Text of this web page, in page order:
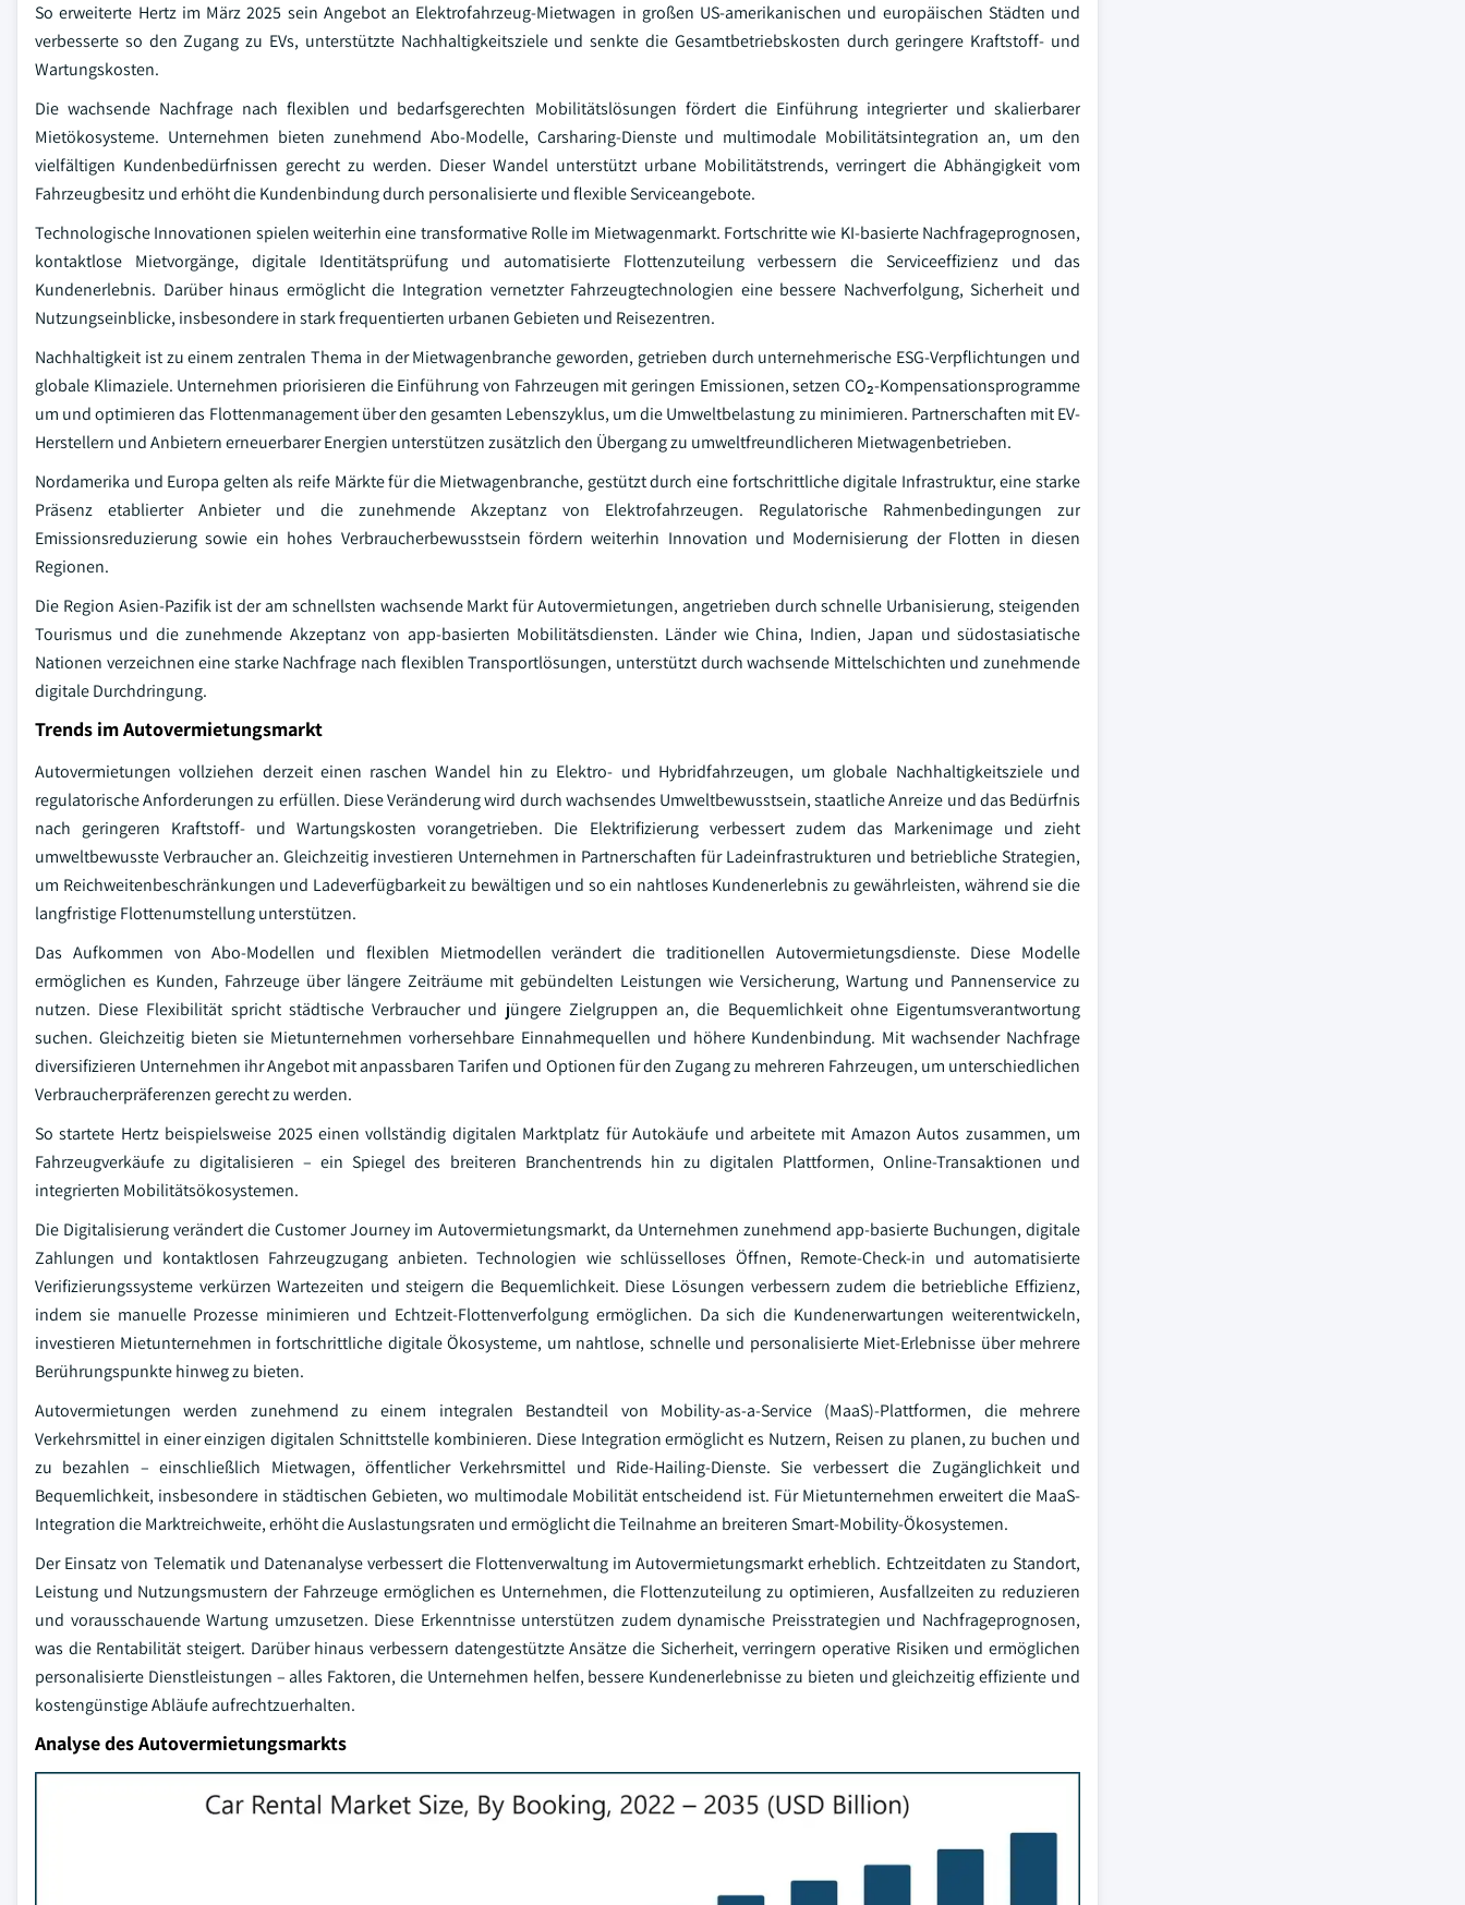
So erweiterte Hertz im März 2025 sein Angebot an Elektrofahrzeug-Mietwagen in großen US-amerikanischen und europäischen Städten und
verbesserte so den Zugang zu EVs, unterstützte Nachhaltigkeitsziele und senkte die Gesamtbetriebskosten durch geringere Kraftstoff- und
Wartungskosten.
Die wachsende Nachfrage nach flexiblen und bedarfsgerechten Mobilitätslösungen fördert die Einführung integrierter und skalierbarer
Mietökosysteme. Unternehmen bieten zunehmend Abo-Modelle, Carsharing-Dienste und multimodale Mobilitätsintegration an, um den
vielfältigen Kundenbedürfnissen gerecht zu werden. Dieser Wandel unterstützt urbane Mobilitätstrends, verringert die Abhängigkeit vom
Fahrzeugbesitz und erhöht die Kundenbindung durch personalisierte und flexible Serviceangebote.
Technologische Innovationen spielen weiterhin eine transformative Rolle im Mietwagenmarkt. Fortschritte wie KI-basierte Nachfrageprognosen,
kontaktlose Mietvorgänge, digitale Identitätsprüfung und automatisierte Flottenzuteilung verbessern die Serviceeffizienz und das
Kundenerlebnis. Darüber hinaus ermöglicht die Integration vernetzter Fahrzeugtechnologien eine bessere Nachverfolgung, Sicherheit und
Nutzungseinblicke, insbesondere in stark frequentierten urbanen Gebieten und Reisezentren.
Nachhaltigkeit ist zu einem zentralen Thema in der Mietwagenbranche geworden, getrieben durch unternehmerische ESG-Verpflichtungen und
globale Klimaziele. Unternehmen priorisieren die Einführung von Fahrzeugen mit geringen Emissionen, setzen CO₂-Kompensationsprogramme
um und optimieren das Flottenmanagement über den gesamten Lebenszyklus, um die Umweltbelastung zu minimieren. Partnerschaften mit EV-
Herstellern und Anbietern erneuerbarer Energien unterstützen zusätzlich den Übergang zu umweltfreundlicheren Mietwagenbetrieben.
Nordamerika und Europa gelten als reife Märkte für die Mietwagenbranche, gestützt durch eine fortschrittliche digitale Infrastruktur, eine starke
Präsenz etablierter Anbieter und die zunehmende Akzeptanz von Elektrofahrzeugen. Regulatorische Rahmenbedingungen zur
Emissionsreduzierung sowie ein hohes Verbraucherbewusstsein fördern weiterhin Innovation und Modernisierung der Flotten in diesen
Regionen.
Die Region Asien-Pazifik ist der am schnellsten wachsende Markt für Autovermietungen, angetrieben durch schnelle Urbanisierung, steigenden
Tourismus und die zunehmende Akzeptanz von app-basierten Mobilitätsdiensten. Länder wie China, Indien, Japan und südostasiatische
Nationen verzeichnen eine starke Nachfrage nach flexiblen Transportlösungen, unterstützt durch wachsende Mittelschichten und zunehmende
digitale Durchdringung.
Trends im Autovermietungsmarkt
Autovermietungen vollziehen derzeit einen raschen Wandel hin zu Elektro- und Hybridfahrzeugen, um globale Nachhaltigkeitsziele und
regulatorische Anforderungen zu erfüllen. Diese Veränderung wird durch wachsendes Umweltbewusstsein, staatliche Anreize und das Bedürfnis
nach geringeren Kraftstoff- und Wartungskosten vorangetrieben. Die Elektrifizierung verbessert zudem das Markenimage und zieht
umweltbewusste Verbraucher an. Gleichzeitig investieren Unternehmen in Partnerschaften für Ladeinfrastrukturen und betriebliche Strategien,
um Reichweitenbeschränkungen und Ladeverfügbarkeit zu bewältigen und so ein nahtloses Kundenerlebnis zu gewährleisten, während sie die
langfristige Flottenumstellung unterstützen.
Das Aufkommen von Abo-Modellen und flexiblen Mietmodellen verändert die traditionellen Autovermietungsdienste. Diese Modelle
ermöglichen es Kunden, Fahrzeuge über längere Zeiträume mit gebündelten Leistungen wie Versicherung, Wartung und Pannenservice zu
nutzen. Diese Flexibilität spricht städtische Verbraucher und jüngere Zielgruppen an, die Bequemlichkeit ohne Eigentumsverantwortung
suchen. Gleichzeitig bieten sie Mietunternehmen vorhersehbare Einnahmequellen und höhere Kundenbindung. Mit wachsender Nachfrage
diversifizieren Unternehmen ihr Angebot mit anpassbaren Tarifen und Optionen für den Zugang zu mehreren Fahrzeugen, um unterschiedlichen
Verbraucherpräferenzen gerecht zu werden.
So startete Hertz beispielsweise 2025 einen vollständig digitalen Marktplatz für Autokäufe und arbeitete mit Amazon Autos zusammen, um
Fahrzeugverkäufe zu digitalisieren – ein Spiegel des breiteren Branchentrends hin zu digitalen Plattformen, Online-Transaktionen und
integrierten Mobilitätsökosystemen.
Die Digitalisierung verändert die Customer Journey im Autovermietungsmarkt, da Unternehmen zunehmend app-basierte Buchungen, digitale
Zahlungen und kontaktlosen Fahrzeugzugang anbieten. Technologien wie schlüsselloses Öffnen, Remote-Check-in und automatisierte
Verifizierungssysteme verkürzen Wartezeiten und steigern die Bequemlichkeit. Diese Lösungen verbessern zudem die betriebliche Effizienz,
indem sie manuelle Prozesse minimieren und Echtzeit-Flottenverfolgung ermöglichen. Da sich die Kundenerwartungen weiterentwickeln,
investieren Mietunternehmen in fortschrittliche digitale Ökosysteme, um nahtlose, schnelle und personalisierte Miet-Erlebnisse über mehrere
Berührungspunkte hinweg zu bieten.
Autovermietungen werden zunehmend zu einem integralen Bestandteil von Mobility-as-a-Service (MaaS)-Plattformen, die mehrere
Verkehrsmittel in einer einzigen digitalen Schnittstelle kombinieren. Diese Integration ermöglicht es Nutzern, Reisen zu planen, zu buchen und
zu bezahlen – einschließlich Mietwagen, öffentlicher Verkehrsmittel und Ride-Hailing-Dienste. Sie verbessert die Zugänglichkeit und
Bequemlichkeit, insbesondere in städtischen Gebieten, wo multimodale Mobilität entscheidend ist. Für Mietunternehmen erweitert die MaaS-
Integration die Marktreichweite, erhöht die Auslastungsraten und ermöglicht die Teilnahme an breiteren Smart-Mobility-Ökosystemen.
Der Einsatz von Telematik und Datenanalyse verbessert die Flottenverwaltung im Autovermietungsmarkt erheblich. Echtzeitdaten zu Standort,
Leistung und Nutzungsmustern der Fahrzeuge ermöglichen es Unternehmen, die Flottenzuteilung zu optimieren, Ausfallzeiten zu reduzieren
und vorausschauende Wartung umzusetzen. Diese Erkenntnisse unterstützen zudem dynamische Preisstrategien und Nachfrageprognosen,
was die Rentabilität steigert. Darüber hinaus verbessern datengestützte Ansätze die Sicherheit, verringern operative Risiken und ermöglichen
personalisierte Dienstleistungen – alles Faktoren, die Unternehmen helfen, bessere Kundenerlebnisse zu bieten und gleichzeitig effiziente und
kostengünstige Abläufe aufrechtzuerhalten.
Analyse des Autovermietungsmarkts